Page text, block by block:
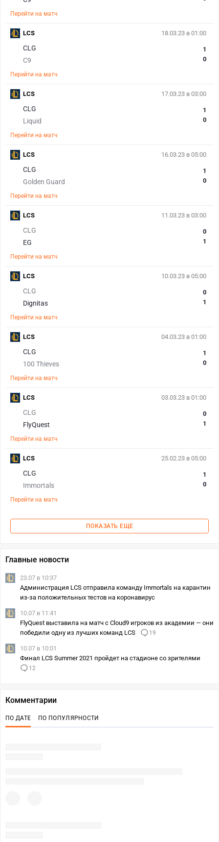
Перейти на матч
18.03.23 в 01:00
CLG
C9
1
0
Перейти на матч
LCS
17.03.23 в 03:00
CLG
Liquid
1
0
Перейти на матч
LCS
16.03.23 в 05:00
CLG
Golden Guard
1
0
Перейти на матч
LCS
11.03.23 в 03:00
CLG
EG
0
1
Перейти на матч
LCS
10.03.23 в 05:00
CLG
Dignitas
0
1
Перейти на матч
LCS
04.03.23 в 01:00
CLG
100 Thieves
1
0
Перейти на матч
LCS
03.03.23 в 01:00
CLG
FlyQuest
0
1
Перейти на матч
LCS
25.02.23 в 05:00
CLG
Immortals
1
0
Перейти на матч
LCS
ПОКАЗАТЬ ЕЩЕ
Главные новости
23.07 в 10:37
Администрация LCS отправила команду Immortals на карантин
из-за положительных тестов на коронавирус
10.07 в 11:41
FlyQuest выставила на матч с Cloud9 игроков из академии — они
победили одну из лучших команд LCS
19
10.07 в 10:01
Финал LCS Summer 2021 пройдет на стадионе со зрителями
12
Комментарии
ПО ДАТЕ ПО ПОПУЛЯРНОСТИ